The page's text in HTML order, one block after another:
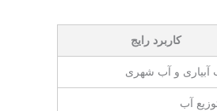
کاربرد رایج
آبیاری و آب شهری
آب